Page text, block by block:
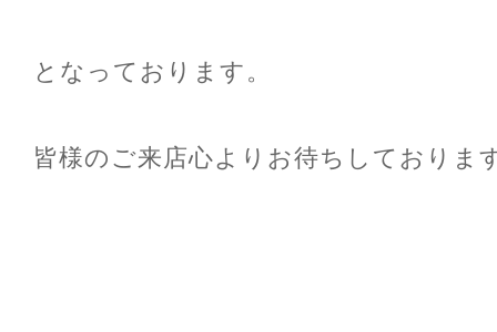
となっております。
皆様のご来店心よりお待ちしておりま